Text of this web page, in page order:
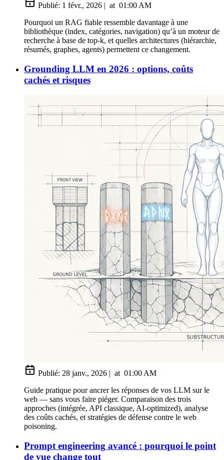
Publié: 1 févr., 2026 | at 01:00 AM
Pourquoi un RAG fiable ressemble davantage à une
bibliothèque (index, catégories, navigation) qu’à un moteur de
recherche à base de top-k, et quelles architectures (hiérarchie,
résumés, graphes, agents) permettent ce changement.
Grounding LLM en 2026 : options, coûts
cachés et risques
Publié: 28 janv., 2026 at 01:00 AM
Guide pratique pour ancrer les réponses de vos LLM sur le
web — sans vous faire piéger. Comparaison des trois
approches (intégrée, API classique, AI-optimized), analyse
des coûts cachés, et stratégies de défense contre le web
poisoning.
Prompt engineering avancé : pourquoi le point
de vue change tout